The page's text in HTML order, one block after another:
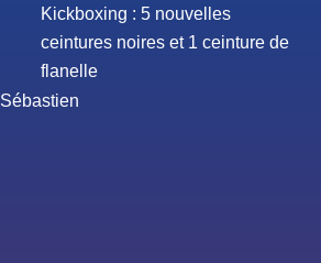
Kickboxing : 5 nouvelles
ceintures noires et 1 ceinture de
flanelle
Sébastien